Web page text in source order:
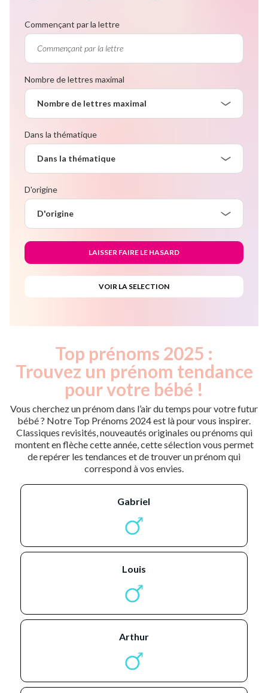
Commençant par la lettre
Nombre de lettres maximal
Nombre de lettres maximal
Dans la thématique
Dans la thématique
D'origine
D'origine
Top prénoms 2025 :
Trouvez un prénom tendance
pour votre bébé !
Vous cherchez un prénom dans l’air du temps pour votre futur
bébé ? Notre Top Prénoms 2024 est là pour vous inspirer.
Classiques revisités, nouveautés originales ou prénoms qui
montent en flèche cette année, cette sélection vous permet
de repérer les tendances et de trouver un prénom qui
correspond à vos envies.
gabriel
louis
arthur